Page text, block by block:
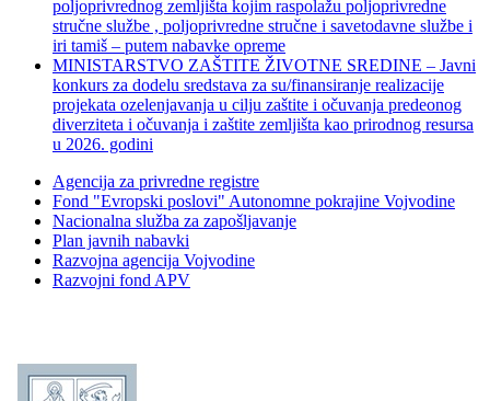
poljoprivrednog zemljišta kojim raspolažu poljoprivredne
stručne službe , poljoprivredne stručne i savetodavne službe i
iri tamiš ‒ putem nabavke opreme
MINISTARSTVO ZAŠTITE ŽIVOTNE SREDINE – Javni
konkurs za dodelu sredstava za su/finansiranje realizacije
projekata ozelenjavanja u cilju zaštite i očuvanja predeonog
diverziteta i očuvanja i zaštite zemljišta kao prirodnog resursa
u 2026. godini
Agencija za privredne registre
Fond "Evropski poslovi" Autonomne pokrajine Vojvodine
Nacionalna služba za zapošljavanje
Plan javnih nabavki
Razvojna agencija Vojvodine
Razvojni fond APV